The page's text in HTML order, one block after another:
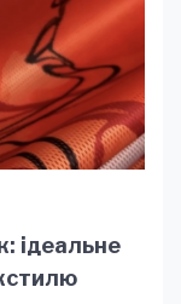
ідеальне